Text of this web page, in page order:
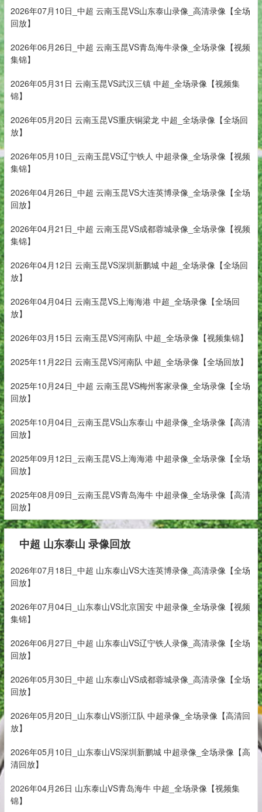
2026年07月10日_中超 云南玉昆VS山东泰山录像_高清录像【全场
回放】
2026年06月26日_中超 云南玉昆VS青岛海牛录像_全场录像【视频
集锦】
2026年05月31日 云南玉昆VS武汉三镇 中超_全场录像【视频集
锦】
2026年05月20日 云南玉昆VS重庆铜梁龙 中超_全场录像【全场回
放】
2026年05月10日_云南玉昆VS辽宁铁人 中超录像_全场录像【视频
集锦】
2026年04月26日_中超 云南玉昆VS大连英博录像_全场录像【全场
回放】
2026年04月21日_中超 云南玉昆VS成都蓉城录像_全场录像【视频
集锦】
2026年04月12日 云南玉昆VS深圳新鹏城 中超_全场录像【全场回
放】
2026年04月04日 云南玉昆VS上海海港 中超_全场录像【全场回
放】
2026年03月15日 云南玉昆VS河南队 中超_全场录像【视频集锦】
2025年11月22日 云南玉昆VS河南队 中超_全场录像【全场回放】
2025年10月24日_中超 云南玉昆VS梅州客家录像_全场录像【全场
回放】
2025年10月04日_云南玉昆VS山东泰山 中超录像_全场录像【高清
回放】
2025年09月12日_云南玉昆VS上海海港 中超录像_全场录像【全场
回放】
2025年08月09日_云南玉昆VS青岛海牛 中超录像_全场录像【高清
回放】
中超 山东泰山 录像回放
2026年07月18日_中超 山东泰山VS大连英博录像_高清录像【全场
回放】
2026年07月04日_山东泰山VS北京国安 中超录像_全场录像【视频
集锦】
2026年06月27日_中超 山东泰山VS辽宁铁人录像_高清录像【全场
回放】
2026年05月30日_中超 山东泰山VS成都蓉城录像_高清录像【全场
回放】
2026年05月20日_山东泰山VS浙江队 中超录像_全场录像【高清回
放】
2026年05月10日_山东泰山VS深圳新鹏城 中超录像_全场录像【高
清回放】
2026年04月26日 山东泰山VS青岛海牛 中超_全场录像【视频集
锦】